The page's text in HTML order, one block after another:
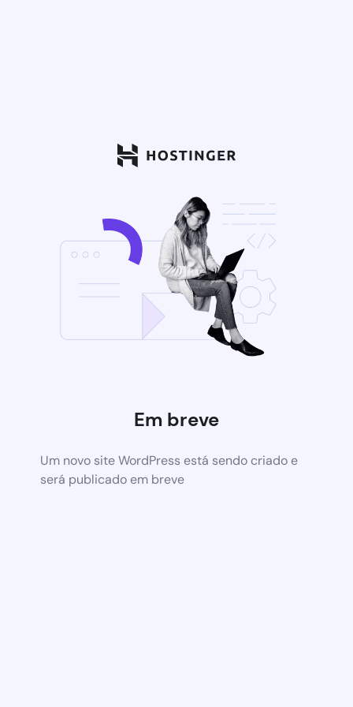
Em breve
Um novo site WordPress está sendo criado e
será publicado em breve